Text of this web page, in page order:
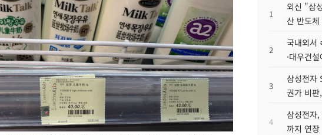
1
외신 "삼
산 반도
2
국내외서
·대우건
3
삼성전자
권가 비
4
삼성전자
까지 연장